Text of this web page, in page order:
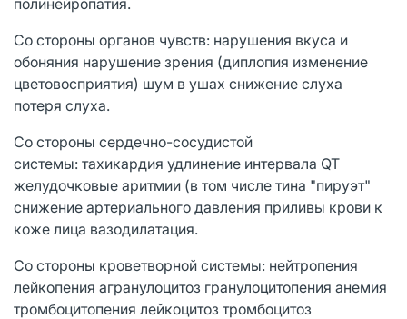
Со стороны органов чувств: нарушения вкуса и
обоняния нарушение зрения (диплопия изменение
цветовосприятия) шум в ушах снижение слуха
потеря слуха.
Со стороны сердечно-сосудистой
системы: тахикардия удлинение интервала QT
желудочковые аритмии (в том числе тина "пируэт"
снижение артериального давления приливы крови к
коже лица вазодилатация.
Со стороны кроветворной системы: нейтропения
лейкопения агранулоцитоз гранулоцитопения анемия
тромбоцитопения лейкоцитоз тромбоцитоз